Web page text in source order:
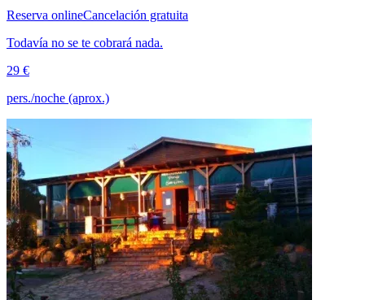
Reserva onlineCancelación gratuita
Todavía no se te cobrará nada.
29 €
pers./noche (aprox.)